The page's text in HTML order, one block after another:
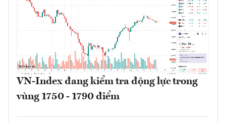
VN-Index đang kiểm tra động lực trong
vùng 1750 - 1790 điểm